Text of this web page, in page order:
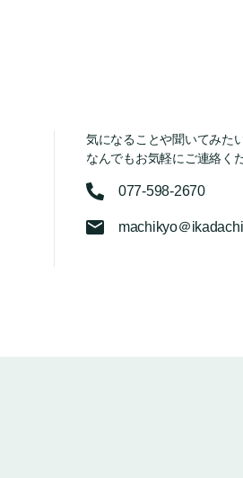
気になることや聞いてみた
なんでもお気軽にご連絡く
077-598-2670
machikyo＠